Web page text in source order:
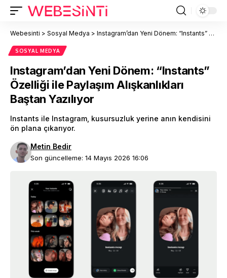
Webesinti > Sosyal Medya > Instagram’dan Yeni Dönem: “Instants” Özelliği ile Paylaşım Alışkanlıkları Baştan Yazılıyor
SOSYAL MEDYA
Instagram’dan Yeni Dönem: “Instants”
Özelliği ile Paylaşım Alışkanlıkları
Baştan Yazılıyor
Instants ile Instagram, kusursuzluk yerine anın kendisini
ön plana çıkarıyor.
Son güncelleme: 14 Mayıs 2026 16:06
Metin Bedir